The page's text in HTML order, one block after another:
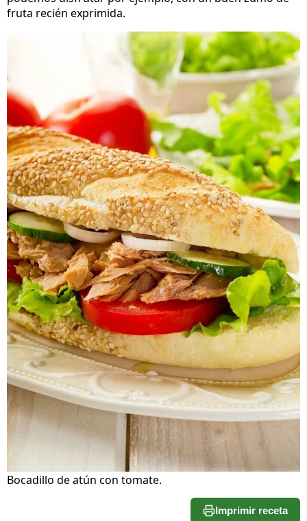
fruta recién exprimida.
Bocadillo de atún con tomate.
Imprimir receta